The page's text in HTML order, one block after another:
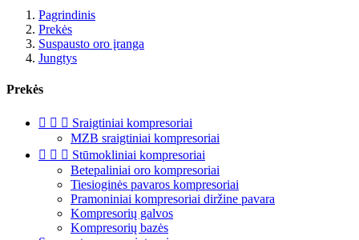
Pagrindinis
Prekės
Suspausto oro įranga
Jungtys
Prekės
   Sraigtiniai kompresoriai
MZB sraigtiniai kompresoriai
   Stūmokliniai kompresoriai
Betepaliniai oro kompresoriai
Tiesioginės pavaros kompresoriai
Pramoniniai kompresoriai diržine pavara
Kompresorių galvos
Kompresorių bazės